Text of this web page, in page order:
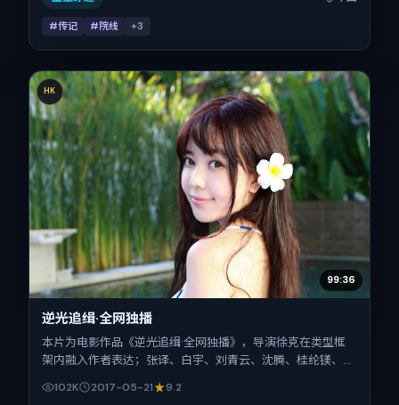
#传记 #院线 +3
HK
99:36
逆光追缉·全网独播
本片为电影作品《逆光追缉·全网独播》，导演徐克在类型框
架内融入作者表达；张译、白宇、刘青云、沈腾、桂纶镁、任
品背景为中国香港。上映时间 2017年5月21日（公映登记日
102K 2017-05-21 9.2